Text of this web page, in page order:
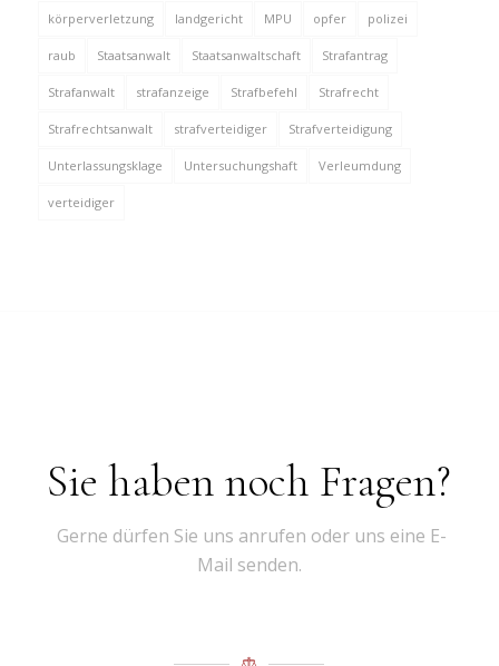
körperverletzung landgericht MPU opfer polizei
raub Staatsanwalt Staatsanwaltschaft Strafantrag
Strafanwalt strafanzeige Strafbefehl Strafrecht
Strafrechtsanwalt strafverteidiger Strafverteidigung
Unterlassungsklage Untersuchungshaft Verleumdung
verteidiger
Sie haben noch Fragen?
Gerne dürfen Sie uns anrufen oder uns eine E-
Mail senden.